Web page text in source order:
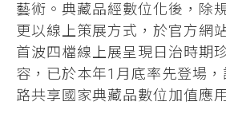
藝術。典藏品經數位化後，除
更以線上策展方式，於官方網
首波四檔線上展呈現日治時期
容，已於本年1月底率先登場
路共享國家典藏品數位加值應